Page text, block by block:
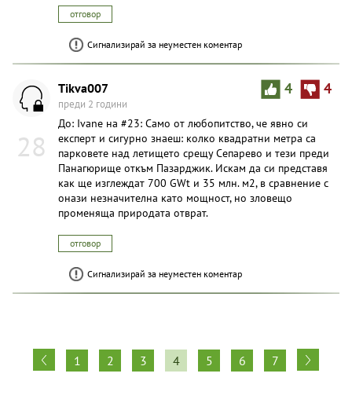
отговор
Сигнализирай за неуместен коментар
28
4 4
Tikva007
преди 2 години
До: Ivane на #23: Само от любопитство, че явно си
експерт и сигурно знаеш: колко квадратни метра са
парковете над летището срещу Сепарево и тези преди
Панагюрище откъм Пазарджик. Искам да си представя
как ще изглеждат 700 GWt и 35 млн. м2, в сравнение с
онази незначителна като мощност, но зловещо
променяща природата отврат.
отговор
Сигнализирай за неуместен коментар
1 2 3 4 5 6 7